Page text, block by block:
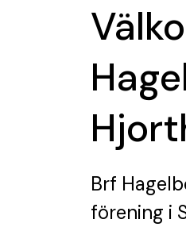
Brf
förening i